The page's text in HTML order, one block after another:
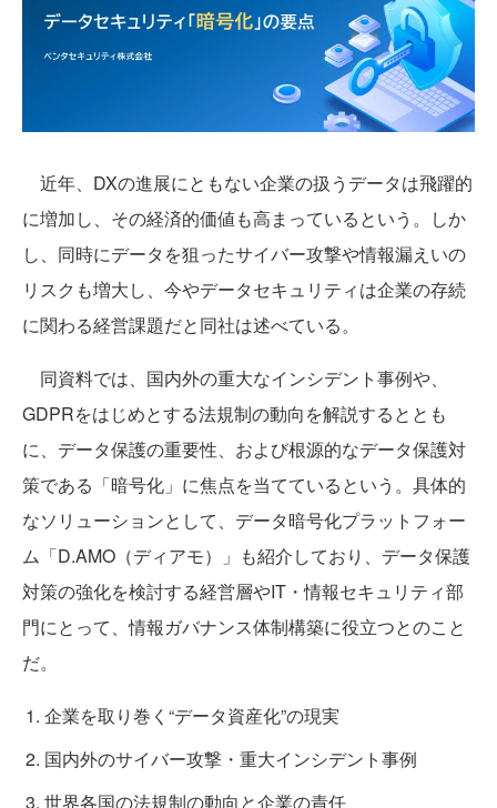
近年、DXの進展にともない企業の扱うデータは飛躍的
に増加し、その経済的価値も高まっているという。しか
し、同時にデータを狙ったサイバー攻撃や情報漏えいの
リスクも増大し、今やデータセキュリティは企業の存続
に関わる経営課題だと同社は述べている。
同資料では、国内外の重大なインシデント事例や、
GDPRをはじめとする法規制の動向を解説するととも
に、データ保護の重要性、および根源的なデータ保護対
策である「暗号化」に焦点を当てているという。具体的
なソリューションとして、データ暗号化プラットフォー
ム「D.AMO（ディアモ）」も紹介しており、データ保護
対策の強化を検討する経営層やIT・情報セキュリティ部
門にとって、情報ガバナンス体制構築に役立つとのこと
だ。
企業を取り巻く“データ資産化”の現実
国内外のサイバー攻撃・重大インシデント事例
世界各国の法規制の動向と企業の責任